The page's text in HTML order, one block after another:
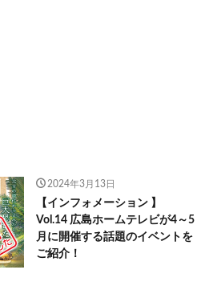
2024年3月13日
【インフォメーション 】
Vol.14 広島ホームテレビが4～5
月に開催する話題のイベントを
ご紹介！